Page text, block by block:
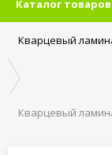
Каталог товаров
Кварцевый
Кварцевый